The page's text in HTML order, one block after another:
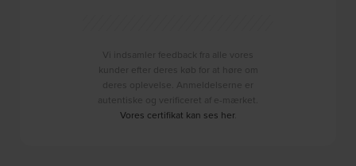
Vi indsamler feedback fra alle vores
kunder efter deres køb for at høre om
deres oplevelse. Anmeldelserne er
autentiske og verificeret af e-mærket.
Vores certifikat kan ses her.